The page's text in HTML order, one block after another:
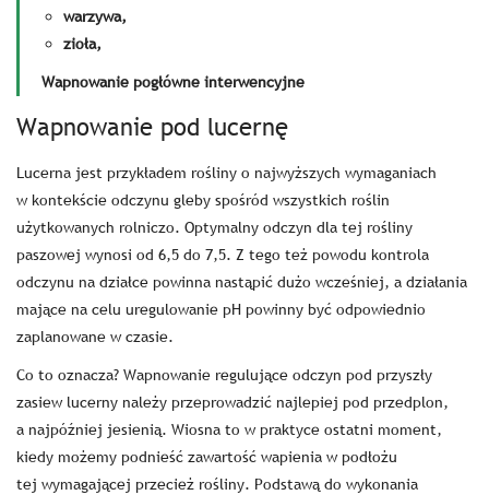
warzywa,
zioła,
Wapnowanie pogłówne interwencyjne
Wapnowanie pod lucernę
Lucerna jest przykładem rośliny o najwyższych wymaganiach
w kontekście odczynu gleby spośród wszystkich roślin
użytkowanych rolniczo. Optymalny odczyn dla tej rośliny
paszowej wynosi od 6,5 do 7,5. Z tego też powodu kontrola
odczynu na działce powinna nastąpić dużo wcześniej, a działania
mające na celu uregulowanie pH powinny być odpowiednio
zaplanowane w czasie.
Co to oznacza? Wapnowanie regulujące odczyn pod przyszły
zasiew lucerny należy przeprowadzić najlepiej pod przedplon,
a najpóźniej jesienią. Wiosna to w praktyce ostatni moment,
kiedy możemy podnieść zawartość wapienia w podłożu
tej wymagającej przecież rośliny. Podstawą do wykonania